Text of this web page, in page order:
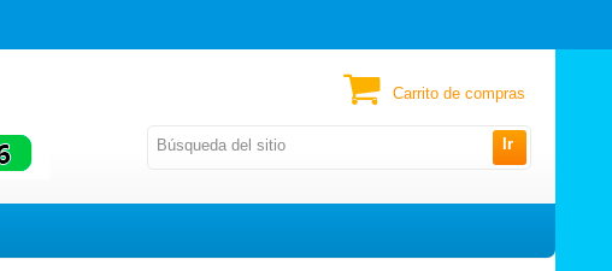
Ir
Carrito de compras